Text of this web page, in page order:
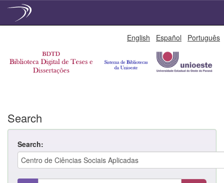
English Español Português
Search
Search: